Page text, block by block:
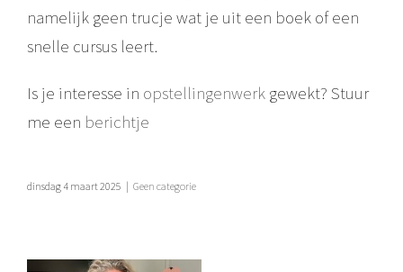
namelijk geen trucje wat je uit een boek of een
snelle cursus leert.
Is je interesse in opstellingenwerk gewekt? Stuur
me een berichtje
dinsdag 4 maart 2025 | Geen categorie